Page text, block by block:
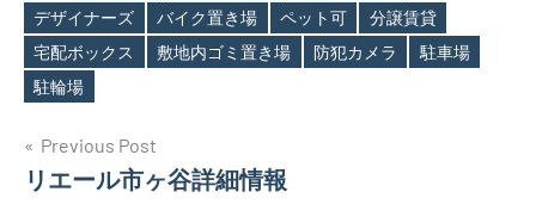
Tags
デザイナーズ
バイク置き場 ペット可
分譲賃貸
宅配ボックス
敷地内ゴミ置き場 防犯カメラ
駐車場
駐輪場
投
稿
Previous Post
リエール市ヶ谷詳細情報